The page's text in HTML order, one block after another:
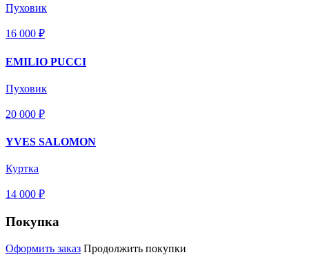
Пуховик
16 000 ₽
EMILIO PUCCI
Пуховик
20 000 ₽
YVES SALOMON
Куртка
14 000 ₽
Покупка
Оформить заказ Продолжить покупки